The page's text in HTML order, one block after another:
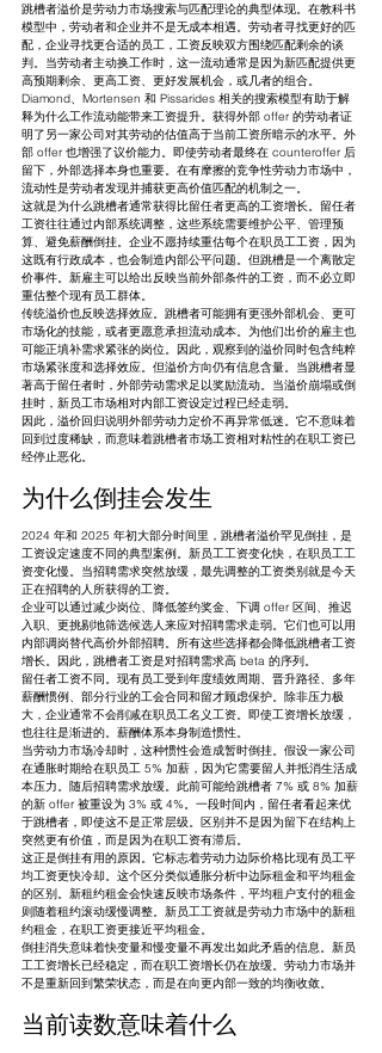
跳槽者溢价是劳动力市场搜索与匹配理论的典型体现。在教科书
模型中，劳动者和企业并不是无成本相遇。劳动者寻找更好的匹
配，企业寻找更合适的员工，工资反映双方围绕匹配剩余的谈
判。当劳动者主动换工作时，这一流动通常是因为新匹配提供更
高预期剩余、更高工资、更好发展机会，或几者的组合。
Diamond、Mortensen 和 Pissarides 相关的搜索模型有助于解
释为什么工作流动能带来工资提升。获得外部 offer 的劳动者证
明了另一家公司对其劳动的估值高于当前工资所暗示的水平。外
部 offer 也增强了议价能力。即使劳动者最终在 counteroffer 后
留下，外部选择本身也重要。在有摩擦的竞争性劳动力市场中，
流动性是劳动者发现并捕获更高价值匹配的机制之一。
这就是为什么跳槽者通常获得比留任者更高的工资增长。留任者
工资往往通过内部系统调整，这些系统需要维护公平、管理预
算、避免薪酬倒挂。企业不愿持续重估每个在职员工工资，因为
这既有行政成本，也会制造内部公平问题。但跳槽是一个离散定
价事件。新雇主可以给出反映当前外部条件的工资，而不必立即
重估整个现有员工群体。
传统溢价也反映选择效应。跳槽者可能拥有更强外部机会、更可
市场化的技能，或者更愿意承担流动成本。为他们出价的雇主也
可能正填补需求紧张的岗位。因此，观察到的溢价同时包含纯粹
市场紧张度和选择效应。但溢价方向仍有信息含量。当跳槽者显
著高于留任者时，外部劳动需求足以奖励流动。当溢价崩塌或倒
挂时，新员工市场相对内部工资设定过程已经走弱。
因此，溢价回归说明外部劳动力定价不再异常低迷。它不意味着
回到过度稀缺，而意味着跳槽者市场工资相对粘性的在职工资已
经停止恶化。
为什么倒挂会发生
2024 年和 2025 年初大部分时间里，跳槽者溢价罕见倒挂，是
工资设定速度不同的典型案例。新员工工资变化快，在职员工工
资变化慢。当招聘需求突然放缓，最先调整的工资类别就是今天
正在招聘的人所获得的工资。
企业可以通过减少岗位、降低签约奖金、下调 offer 区间、推迟
入职、更挑剔地筛选候选人来应对招聘需求走弱。它们也可以用
内部调岗替代高价外部招聘。所有这些选择都会降低跳槽者工资
增长。因此，跳槽者工资是对招聘需求高 beta 的序列。
留任者工资不同。现有员工受到年度绩效周期、晋升路径、多年
薪酬惯例、部分行业的工会合同和留才顾虑保护。除非压力极
大，企业通常不会削减在职员工名义工资。即使工资增长放缓，
也往往是渐进的。薪酬体系本身制造惯性。
当劳动力市场冷却时，这种惯性会造成暂时倒挂。假设一家公司
在通胀时期给在职员工 5% 加薪，因为它需要留人并抵消生活成
本压力。随后招聘需求放缓。此前可能给跳槽者 7% 或 8% 加薪
的新 offer 被重设为 3% 或 4%。一段时间内，留任者看起来优
于跳槽者，即使这不是正常层级。区别并不是因为留下在结构上
突然更有价值，而是因为在职工资有滞后。
这正是倒挂有用的原因。它标志着劳动力边际价格比现有员工平
均工资更快冷却。这个区分类似通胀分析中边际租金和平均租金
的区别。新租约租金会快速反映市场条件，平均租户支付的租金
则随着租约滚动缓慢调整。新员工工资就是劳动力市场中的新租
约租金，在职工资更接近平均租金。
倒挂消失意味着快变量和慢变量不再发出如此矛盾的信息。新员
工工资增长已经稳定，而在职工资增长仍在放缓。劳动力市场并
不是重新回到繁荣状态，而是在向更内部一致的均衡收敛。
当前读数意味着什么